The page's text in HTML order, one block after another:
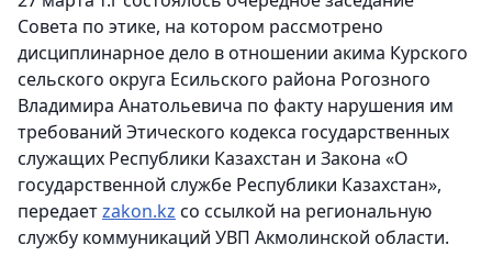
Совета по этике, на котором рассмотрено
дисциплинарное дело в отношении акима Курского
сельского округа Есильского района Рогозного
Владимира Анатольевича по факту нарушения им
требований Этического кодекса государственных
служащих Республики Казахстан и Закона «О
государственной службе Республики Казахстан»,
передаетzakon.kz со ссылкой на региональную
службу коммуникаций УВП Акмолинской области.